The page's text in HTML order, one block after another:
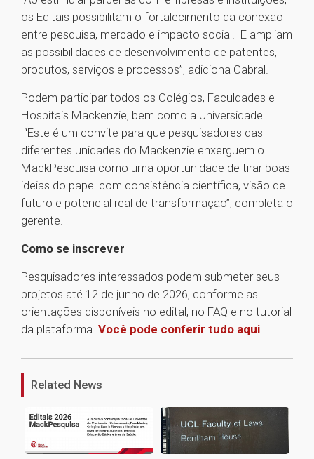
os Editais possibilitam o fortalecimento da conexão
entre pesquisa, mercado e impacto social. E ampliam
as possibilidades de desenvolvimento de patentes,
produtos, serviços e processos”, adiciona Cabral.
Podem participar todos os Colégios, Faculdades e
Hospitais Mackenzie, bem como a Universidade.
“Este é um convite para que pesquisadores das
diferentes unidades do Mackenzie enxerguem o
MackPesquisa como uma oportunidade de tirar boas
ideias do papel com consistência científica, visão de
futuro e potencial real de transformação”, completa o
gerente.
Como se inscrever
Pesquisadores interessados podem submeter seus
projetos até 12 de junho de 2026, conforme as
orientações disponíveis no edital, no FAQ e no tutorial
da plataforma. Você pode conferir tudo aqui.
1
Related News